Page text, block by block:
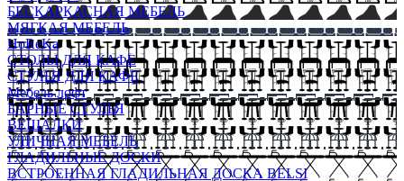
БЕСКАРКАСНАЯ МЕБЕЛЬ
МЯГКАЯ МЕБЕЛЬ
HoReKa
СТОЛЫ ДЛЯ КАФЕ
СТУЛЬЯ ДЛЯ КАФЕ
Мебель лофт
БАРНЫЕ СТУЛЬЯ
ВЕШАЛКИ
УЛИЧНАЯ МЕБЕЛЬ
ГЛАДИЛЬНЫЕ ДОСКИ
ВСТРОЕННАЯ ГЛАДИЛЬНАЯ ДОСКА BELSI